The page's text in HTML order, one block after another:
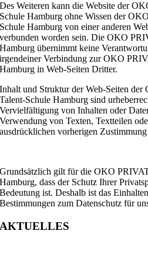
Des Weiteren kann die Website der
Schule Hamburg ohne Wissen der
Schule Hamburg von einer anderen
verbunden worden sein. Die OKO
Hamburg übernimmt keine
irgendeiner Verbindung zur OKO
Hamburg in Web-Seiten Dritter.
Inhalt und Struktur der Web-Seiten
Talent-Schule Hamburg sind
Vervielfältigung von Inhalten oder
Verwendung von Texten, Textteilen
ausdrücklichen vorherigen Zustimmung
Grundsätzlich gilt für die OKO
Hamburg, dass der Schutz Ihrer
Bedeutung ist. Deshalb ist das
Bestimmungen zum Datenschutz für
AKTUELLES